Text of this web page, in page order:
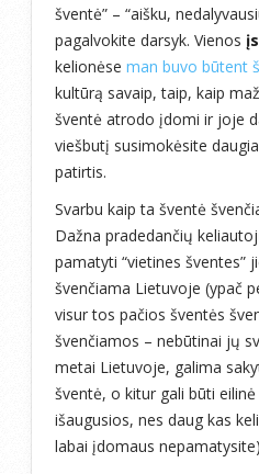
šventė” – “aišku,
pagalvokite darsyk. Vienos
kelionėse man buvo būtent
kultūrą savaip, taip, kaip
šventė atrodo įdomi ir joje
viešbutį susimokėsite
patirtis.
Svarbu kaip ta šventė
Dažna pradedančių
pamatyti “vietines šventes”
švenčiama Lietuvoje (ypač
visur tos pačios šventės
švenčiamos – nebūtinai jų
metai Lietuvoje, galima
šventė, o kitur gali būti
išaugusios, nes daug kas
labai įdomaus